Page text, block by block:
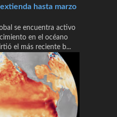
hasta marzo
se encuentra activo
en el océano
el más reciente b...